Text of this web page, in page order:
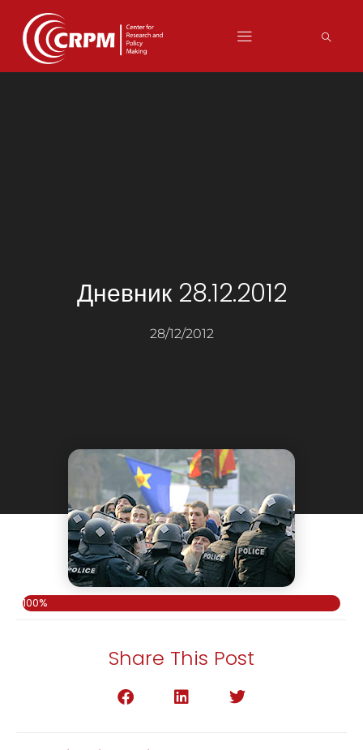
Дневник 28.12.2012
28/12/2012
100%
Share This Post